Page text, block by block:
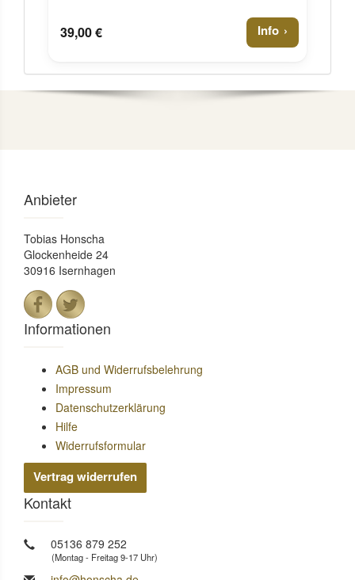
39,00 € Info
Anbieter
Tobias Honscha
Glockenheide 24
30916 Isernhagen
Informationen
AGB und Widerrufsbelehrung
Impressum
Datenschutzerklärung
Hilfe
Widerrufsformular
Vertrag widerrufen
Kontakt
05136 879 252
(Montag - Freitag 9-17 Uhr)